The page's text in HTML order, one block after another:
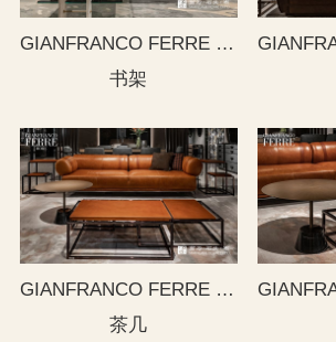
GIANFRANCO FERRE HOME
书架
GIANFRANCO FERRE HOME
茶几